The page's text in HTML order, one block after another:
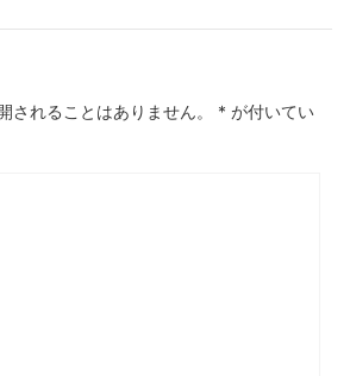
されることはありません。 * が付いてい